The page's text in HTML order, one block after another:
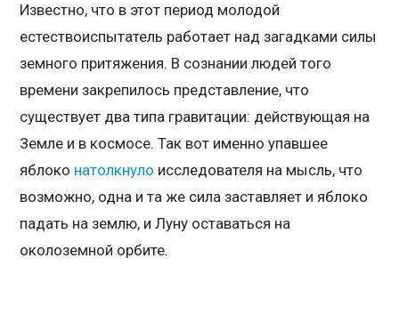
Известно, что в этот период молодой
естествоиспытатель работает над загадками силы
земного притяжения. В сознании людей того
времени закрепилось представление, что
существует два типа гравитации: действующая на
Земле и в космосе. Так вот именно упавшее
яблоко натолкнуло исследователя на мысль, что
возможно, одна и та же сила заставляет и яблоко
падать на землю, и Луну оставаться на
околоземной орбите.